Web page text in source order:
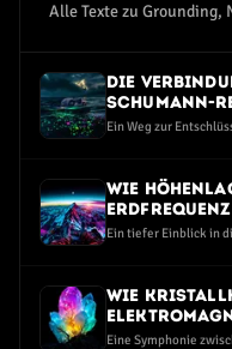
Alle Texte zu
Die
Schumann-
Ein Weg zur
Wie
Ein tiefer Einblick in
Wie
Erde
Eine Symphonie